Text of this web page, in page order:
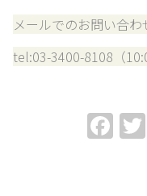
メールでのお問い合
tel:03-3400-8108（